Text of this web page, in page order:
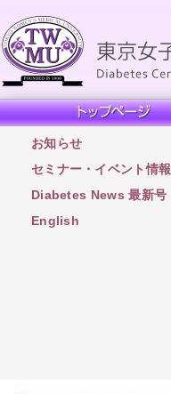
お知らせ
セミナー・イベント情報
Diabetes News 最新号
English